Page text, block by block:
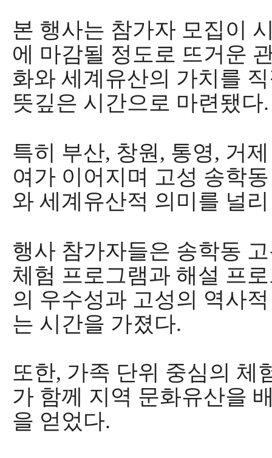
본 행사는 참가자 모집이
에 마감될 정도로 뜨거운
화와 세계유산의 가치를
뜻깊은 시간으로 마련됐다.
특히 부산, 창원, 통영, 거
여가 이어지며 고성 송학
와 세계유산적 의미를 널
행사 참가자들은 송학동
체험 프로그램과 해설 프
의 우수성과 고성의 역사
는 시간을 가졌다.
또한, 가족 단위 중심의 체
가 함께 지역 문화유산을
을 얻었다.